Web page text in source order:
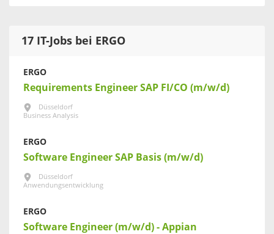
17 IT-Jobs bei ERGO
ERGO
Requirements Engineer SAP FI/CO (m/w/d)
Düsseldorf
Business Analysis
ERGO
Software Engineer SAP Basis (m/w/d)
Düsseldorf
Anwendungsentwicklung
ERGO
Software Engineer (m/w/d) - Appian